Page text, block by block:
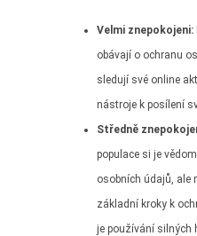
Velmi znepokojeni:
obávají o ochranu
sledují své online
nástroje k posílení
Středně
populace si je
osobních údajů, ale
základní kroky k
je používání silných